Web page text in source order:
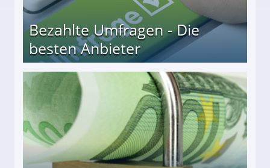
Bezahlte Umfragen - Die
besten Anbieter